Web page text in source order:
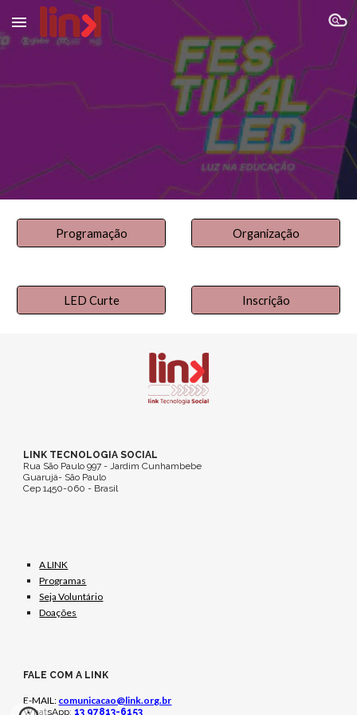
Skip to main content Skip to navigation
Programação Organização
LED Curte Inscrição
LINK TECNOLOGIA SOCIAL
Rua São Paulo 997 - Jardim Cunhambebe
Guarujá- São Paulo
Cep 1450-060 - Brasil
A LINK
Programas
Seja Voluntário
Doações
FALE COM A LINK
E-MAIL: comunicacao@link.org.br
WhatsApp: 13 97813-6153